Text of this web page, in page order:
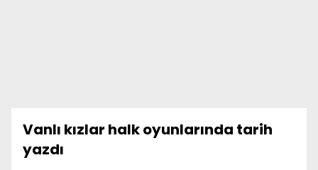
Vanlı kızlar halk oyunlarında tarih
yazdı